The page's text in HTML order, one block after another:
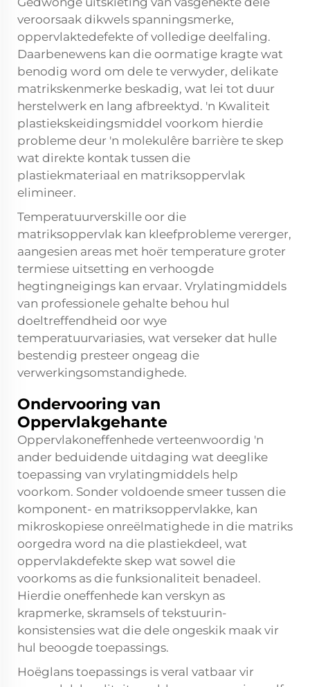
veroorsaak dikwels spanningsmerke,
oppervlaktedefekte of volledige deelfaling.
Daarbenewens kan die oormatige kragte wat
benodig word om dele te verwyder, delikate
matrikskenmerke beskadig, wat lei tot duur
herstelwerk en lang afbreektyd. 'n Kwaliteit
plastiekskeidingsmiddel voorkom hierdie
probleme deur 'n molekulêre barrière te skep
wat direkte kontak tussen die
plastiekmateriaal en matriksoppervlak
elimineer.
Temperatuurverskille oor die
matriksoppervlak kan kleefprobleme vererger,
aangesien areas met hoër temperature groter
termiese uitsetting en verhoogde
hegtingneigings kan ervaar. Vrylatingmiddels
van professionele gehalte behou hul
doeltreffendheid oor wye
temperatuurvariasies, wat verseker dat hulle
bestendig presteer ongeag die
verwerkingsomstandighede.
Ondervooring van
Oppervlakgehante
Oppervlakoneffenhede verteenwoordig 'n
ander beduidende uitdaging wat deeglike
toepassing van vrylatingmiddels help
voorkom. Sonder voldoende smeer tussen die
komponent- en matriksoppervlakke, kan
mikroskopiese onreëlmatighede in die matriks
oorgedra word na die plastiekdeel, wat
oppervlakdefekte skep wat sowel die
voorkoms as die funksionaliteit benadeel.
Hierdie oneffenhede kan verskyn as
krapmerke, skramsels of tekstuurin-
konsistensies wat die dele ongeskik maak vir
hul beoogde toepassings.
Hoëglans toepassings is veral vatbaar vir